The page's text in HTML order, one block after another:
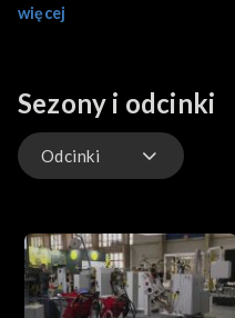
naukowców, misje badające
więcej
Sezony i odcinki
Odcinki